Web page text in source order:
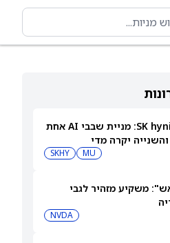
מיקרון או SK hynix: מניית שבבי AI אחת
יקרה מדי
MU
SKHY
משקיע מזהיר לגבי
NVDA